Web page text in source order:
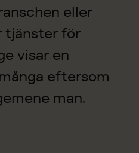
eller
tjänster för
visar en
eftersom
man.